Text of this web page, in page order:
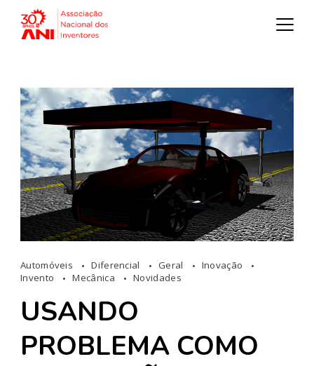
Automóveis Diferencial Geral
Inovação
Invento
Mecânica Novidades
USANDO
PROBLEMA COMO